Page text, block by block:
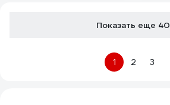
Показать еще 40
1 2 3